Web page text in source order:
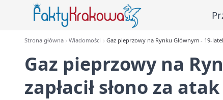
Strona główna Wiadomości Gaz pieprzowy na Rynku Głównym - 19-
Gaz pieprzowy na
zapłacił słono za atak